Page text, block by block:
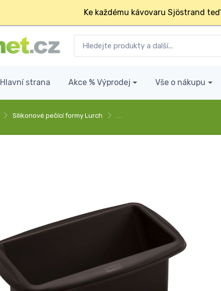
Ke každému kávovaru Sjöstrand teď
Hlavní strana Akce % Výprodej Vše o nákupu
Silikonové pečící formy Lurch